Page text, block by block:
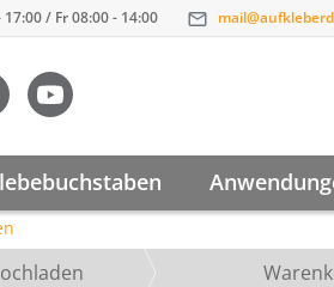
/ Fr 08:00 - 14:00